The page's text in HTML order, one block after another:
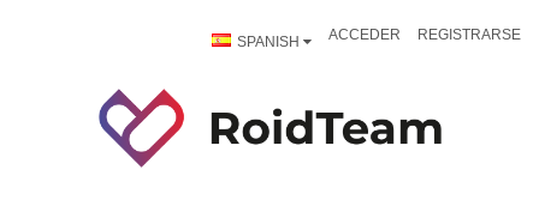
SPANISH ACCEDER REGISTRARSE